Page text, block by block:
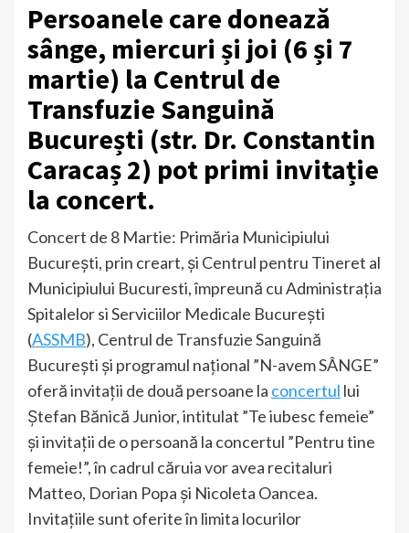
Persoanele care donează
sânge, miercuri și joi (6 și 7
martie) la Centrul de
Transfuzie Sanguină
București (str. Dr. Constantin
Caracaș 2) pot primi invitație
la concert.
Concert de 8 Martie: Primăria Municipiului
Bucureşti, prin creart, și Centrul pentru Tineret al
Municipiului Bucuresti, împreună cu Administrația
Spitalelor si Serviciilor Medicale București
(ASSMB), Centrul de Transfuzie Sanguină
București și programul național ”N-avem SÂNGE”
oferă invitații de două persoane la concertul lui
Ștefan Bănică Junior, intitulat ”Te iubesc femeie”
și invitații de o persoană la concertul ”Pentru tine
femeie!”, în cadrul căruia vor avea recitaluri
Matteo, Dorian Popa și Nicoleta Oancea.
Invitațiile sunt oferite în limita locurilor